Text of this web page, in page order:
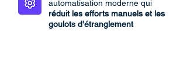
automatisation moderne qui
réduit les efforts manuels et les
goulots d'étranglement